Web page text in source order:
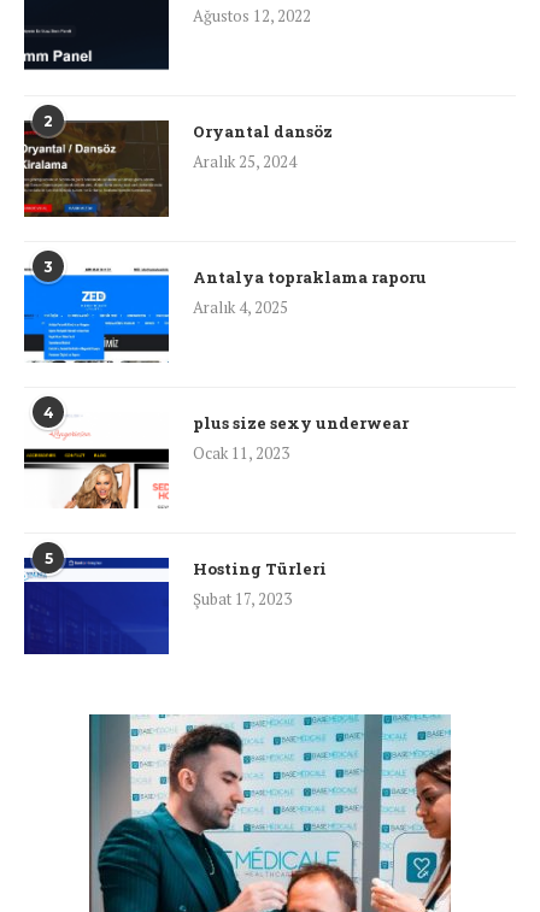
Ağustos 12, 2022
2
Oryantal dansöz
Aralık 25, 2024
3
Antalya topraklama raporu
Aralık 4, 2025
4
plus size sexy underwear
Ocak 11, 2023
5
Hosting Türleri
Şubat 17, 2023